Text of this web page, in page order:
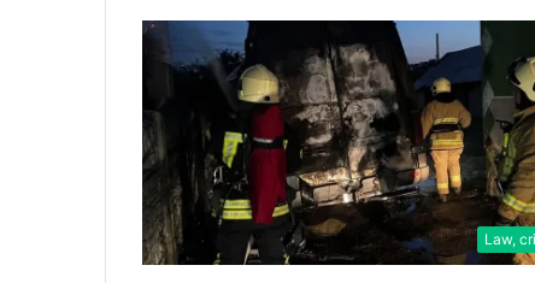
Law,